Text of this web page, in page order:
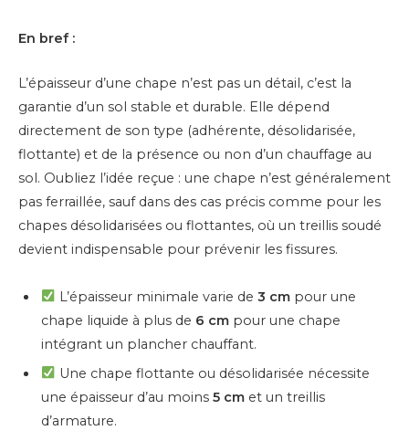
En bref :
L’épaisseur d’une chape n’est pas un détail, c’est la
garantie d’un sol stable et durable. Elle dépend
directement de son type (adhérente, désolidarisée,
flottante) et de la présence ou non d’un chauffage au
sol. Oubliez l’idée reçue : une chape n’est généralement
pas ferraillée, sauf dans des cas précis comme pour les
chapes désolidarisées ou flottantes, où un treillis soudé
devient indispensable pour prévenir les fissures.
L’épaisseur minimale varie de3 cm pour une
chape liquide à plus de 6 cm pour une chape
intégrant un plancher chauffant.
Une chape flottante ou désolidarisée nécessite
une épaisseur d’au moins 5 cm et un treillis
d’armature.